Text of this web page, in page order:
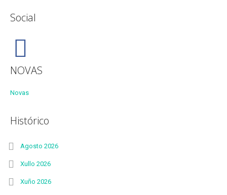
Social
NOVAS
Novas
Histórico
Agosto 2026
Xullo 2026
Xuño 2026